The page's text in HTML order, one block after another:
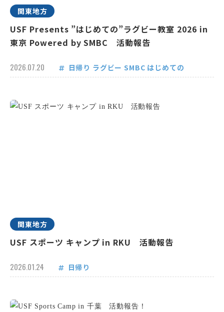
関東地方
USF Presents ”はじめての”ラグビー教室 2026 in
東京 Powered by SMBC 活動報告
2026.07.20 日帰り ラグビー SMBC はじめての
関東地方
USF スポーツ キャンプ in RKU 活動報告
2026.01.24 日帰り